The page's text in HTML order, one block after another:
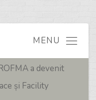
a devenit
și Facility